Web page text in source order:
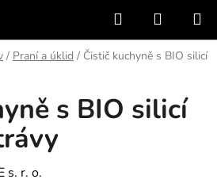
Hledat
KOŠÍK
/ Praní a úklid / Čistič kuchyně s BIO silicí
s BIO silicí
s. r. o.